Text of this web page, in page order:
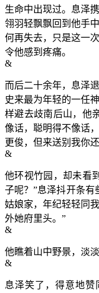
生命中出现过。息泽
翎羽轻飘飘回到他手
何再失去，只是这一
令他感到疼痛。
&
而后二十余年，息泽
史来最为年轻的一任
样避去歧南后山，他
像话，聪明得不像话
更俊，但来送别我你
&
他环视竹园，却未看
子呢？”息泽抖开条有
姑娘家，年纪轻轻同
外她府里头。”
&
他瞧着山中野景，淡
&
息泽笑了，得意地赞